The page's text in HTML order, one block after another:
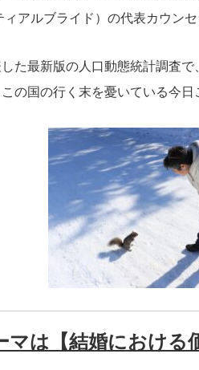
ィアルブライド）の代表カウンセ
た最新版の人口動態統計調査
の国の行く末を憂いている今日
マは【結婚における